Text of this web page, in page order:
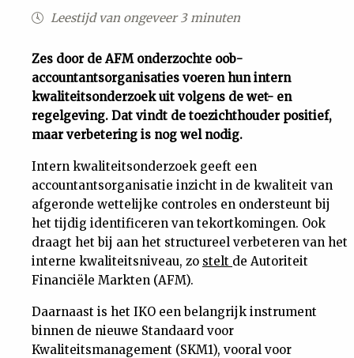
Feiten
Cijfers
Magazine
Podcast
Dossiers
Nieuwsbrief
Leestijd van ongeveer 3 minuten
Zes door de AFM onderzochte oob-
accountantsorganisaties voeren hun intern
kwaliteitsonderzoek uit volgens de wet- en
regelgeving. Dat vindt de toezichthouder positief,
maar verbetering is nog wel nodig.
Intern kwaliteitsonderzoek geeft een
accountantsorganisatie inzicht in de kwaliteit van
afgeronde wettelijke controles en ondersteunt bij
het tijdig identificeren van tekortkomingen. Ook
draagt het bij aan het structureel verbeteren van het
interne kwaliteitsniveau, zo stelt de Autoriteit
Financiële Markten (AFM).
Daarnaast is het IKO een belangrijk instrument
binnen de nieuwe Standaard voor
Kwaliteitsmanagement (SKM1), vooral voor